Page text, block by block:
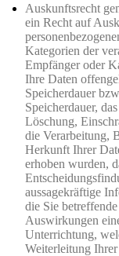
Auskunftsrecht
ein Recht auf
Kategorien der
Empfänger oder
Ihre Daten
Speicherdauer
Speicherdauer,
Löschung,
die Verarbeitung,
Herkunft Ihrer
erhoben wurden,
aussagekräftige
die Sie
Auswirkungen
Unterrichtung,
Weiterleitung